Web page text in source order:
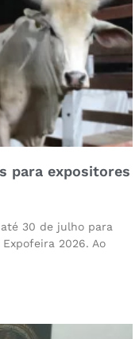
para expositores
30 de julho para
2026. Ao